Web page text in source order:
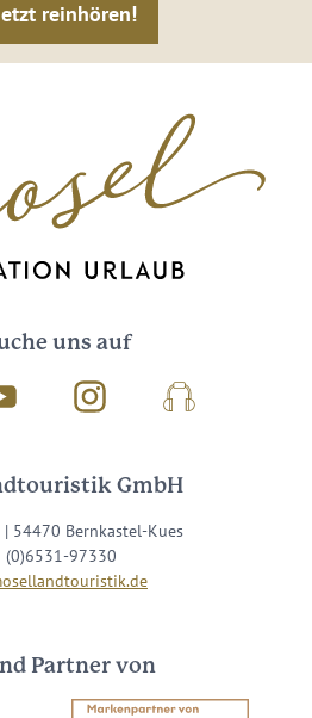
reinhören!
uns auf
InstagramPodcast
GmbH
54470 Bernkastel-Kues
(0)6531-97330
Partner von